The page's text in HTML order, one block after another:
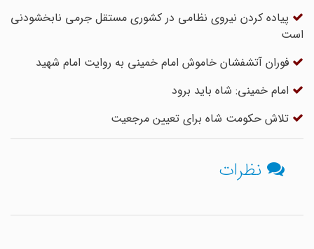
پیاده کردن نیروی نظامی در کشوری مستقل جرمی نابخشودنی
است
فوران آتشفشان خاموش امام خمینی به روایت امام شهید
امام خمینی: شاه باید برود
تلاش حکومت شاه برای تعیین مرجعیت
نظرات